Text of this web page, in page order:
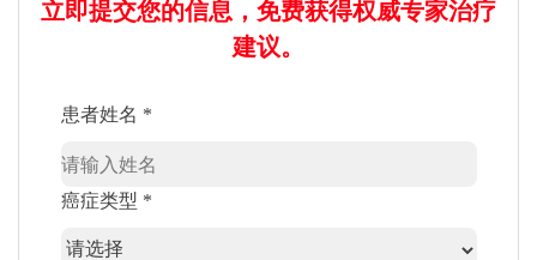
立即提交您的信息，免费获得权威专家治疗
建议。
患者姓名 *
癌症类型 *